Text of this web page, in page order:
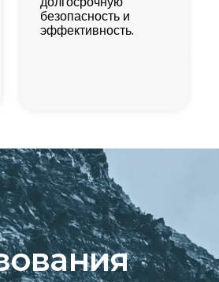
безопасность и
эффективность.